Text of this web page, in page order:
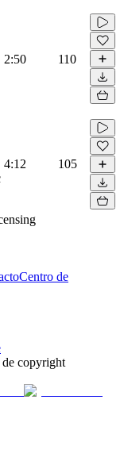
2:50 110
4:12 105
Centro de
copyright